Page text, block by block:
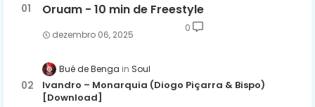
Oruam - 10 min de Freestyle
dezembro 06, 2025
0
Bué de Benga Soul
Ivandro – Monarquia (Diogo Piçarra & Bispo)
[Download]